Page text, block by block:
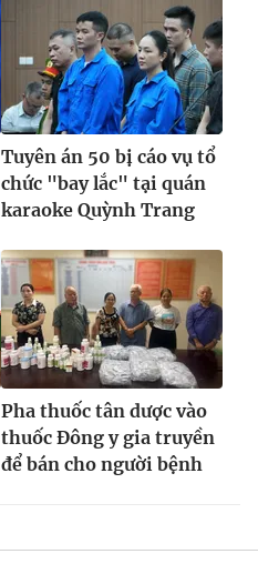
Tuyên án 50 bị cáo vụ tổ
chức "bay lắc" tại quán
karaoke Quỳnh Trang
Pha thuốc tân dược vào
thuốc Đông y gia truyền
để bán cho người bệnh